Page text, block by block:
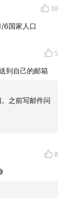
响力，无论你
个人影响力和
100愿意为你的
10
6国家人口
5
到自己的邮箱
之前写邮件问
8